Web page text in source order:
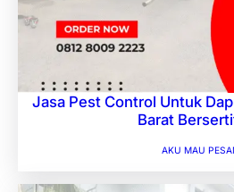
Jasa Pest Control Untuk
Barat
AKU MAU